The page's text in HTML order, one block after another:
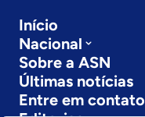
Início
Nacional
Sobre a ASN
Últimas notícias
Entre em contato